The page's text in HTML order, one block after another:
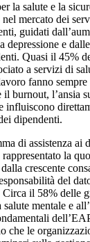
la salute e la
mercato dei
guidati
depressione e
Quasi il 45%
a servizi di
fanno
il burnout, l’ansia
influiscono
dipendenti.
di assistenza ai
la
crescente
del
Circa il 58% delle
salute mentale e
che le